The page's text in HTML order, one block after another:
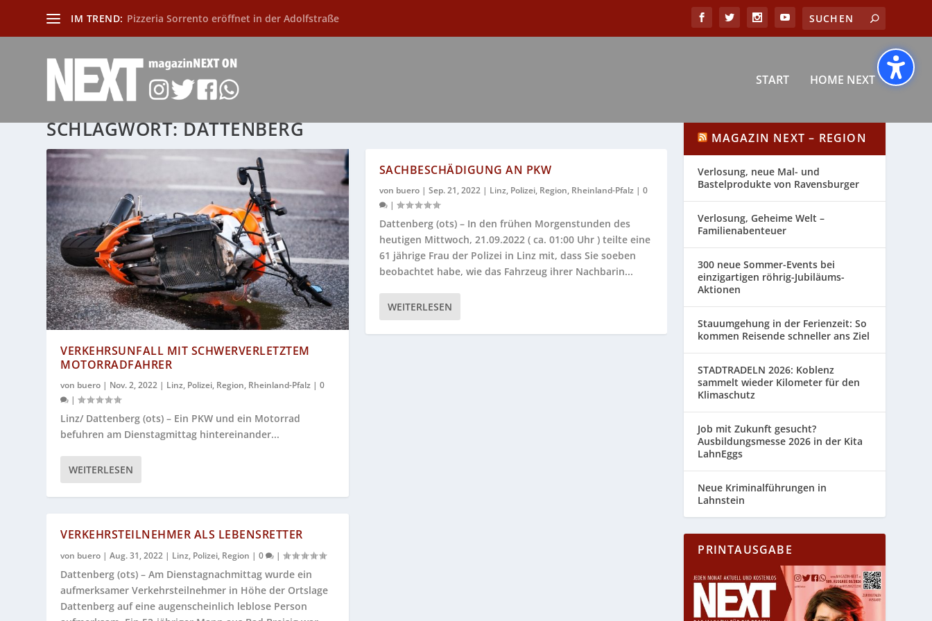
IM TREND: Pizzeria Sorrento eröffnet in der Adolfstraße
START HOME NEXT
SCHLAGWORT:DATTENBERG
VERKEHRSUNFALL MIT SCHWERVERLETZTEM
MOTORRADFAHRER
von buero | Nov. 2, 2022 | Linz, Polizei, Region, Rheinland-Pfalz |0
|
Linz/ Dattenberg (ots) – Ein PKW und ein Motorrad
befuhren am Dienstagmittag hintereinander...
WEITERLESEN
VERKEHRSTEILNEHMER ALS LEBENSRETTER
von buero |Aug. 31, 2022 | Linz, Polizei, Region |0 |
Dattenberg (ots) – Am Dienstagnachmittag wurde ein
aufmerksamer Verkehrsteilnehmer in Höhe der Ortslage
Dattenberg auf eine augenscheinlich leblose Person
SACHBESCHÄDIGUNG AN PKW
von buero| Sep. 21, 2022| Linz, Polizei, Region, Rheinland-Pfalz| 0
|
Dattenberg (ots) – In den frühen Morgenstunden des
heutigen Mittwoch, 21.09.2022 ( ca. 01:00 Uhr ) teilte eine
61 jährige Frau der Polizei in Linz mit, dass Sie soeben
beobachtet habe, wie das Fahrzeug ihrer Nachbarin...
WEITERLESEN
MAGAZIN NEXT – REGION
Verlosung, neue Mal- und
Bastelprodukte von Ravensburger
Verlosung, Geheime Welt –
Familienabenteuer
300 neue Sommer-Events bei
einzigartigen röhrig-Jubiläums-
Aktionen
Stauumgehung in der Ferienzeit: So
kommen Reisende schneller ans Ziel
STADTRADELN 2026: Koblenz
sammelt wieder Kilometer für den
Klimaschutz
Job mit Zukunft gesucht?
Ausbildungsmesse 2026 in der Kita
LahnEggs
Neue Kriminalführungen in
Lahnstein
PRINTAUSGABE